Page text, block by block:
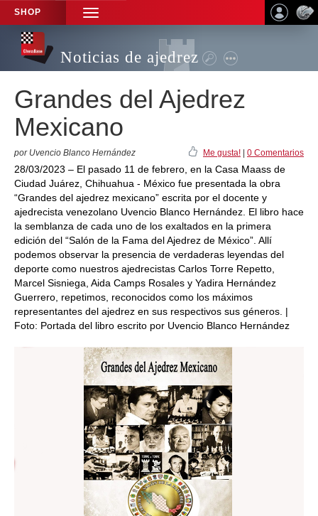
SHOP
TOGGLE
NAVIGATION
Noticias de ajedrez
Grandes del Ajedrez
Mexicano
por Uvencio Blanco Hernández Me gusta! 0 Comentarios
28/03/2023 – El pasado 11 de febrero, en la Casa Maass de
Ciudad Juárez, Chihuahua - México fue presentada la obra
“Grandes del ajedrez mexicano” escrita por el docente y
ajedrecista venezolano Uvencio Blanco Hernández. El libro hace
la semblanza de cada uno de los exaltados en la primera
edición del “Salón de la Fama del Ajedrez de México”. Allí
podemos observar la presencia de verdaderas leyendas del
deporte como nuestros ajedrecistas Carlos Torre Repetto,
Marcel Sisniega, Aida Camps Rosales y Yadira Hernández
Guerrero, repetimos, reconocidos como los máximos
representantes del ajedrez en sus respectivos sus géneros. |
Foto: Portada del libro escrito por Uvencio Blanco Hernández